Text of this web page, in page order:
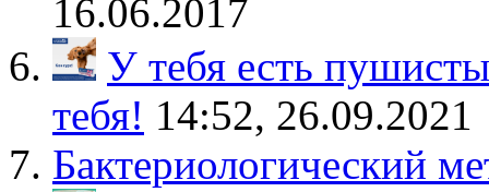
16.06.2017
У тебя есть
тебя! 14:52, 26.09.2021
Бактериологический